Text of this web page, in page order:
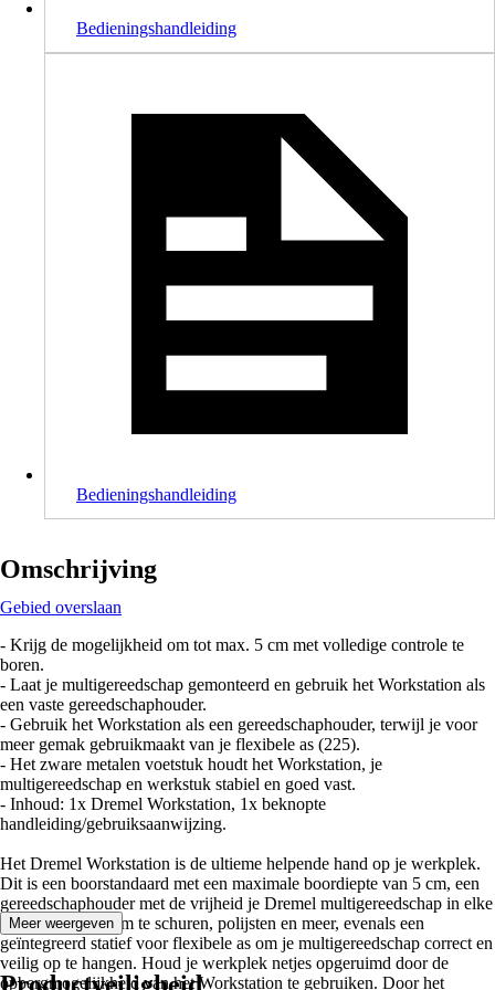
Bedieningshandleiding
Bedieningshandleiding
Omschrijving
Gebied overslaan
- Krijg de mogelijkheid om tot max. 5 cm met volledige controle te
boren.
- Laat je multigereedschap gemonteerd en gebruik het Workstation als
een vaste gereedschaphouder.
- Gebruik het Workstation als een gereedschaphouder, terwijl je voor
meer gemak gebruikmaakt van je flexibele as (225).
- Het zware metalen voetstuk houdt het Workstation, je
multigereedschap en werkstuk stabiel en goed vast.
- Inhoud: 1x Dremel Workstation, 1x beknopte
handleiding/gebruiksaanwijzing.
Het Dremel Workstation is de ultieme helpende hand op je werkplek.
Dit is een boorstandaard met een maximale boordiepte van 5 cm, een
gereedschaphouder met de vrijheid je Dremel multigereedschap in elke
hoek te houden om te schuren, polijsten en meer, evenals een
geïntegreerd statief voor flexibele as om je multigereedschap correct en
veilig op te hangen. Houd je werkplek netjes opgeruimd door de
opbergmogelijkheid van het Workstation te gebruiken. Door het
Meer weergeven